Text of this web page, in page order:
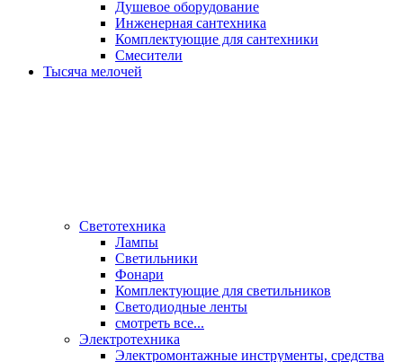
Душевое оборудование
Инженерная сантехника
Комплектующие для сантехники
Смесители
Тысяча мелочей
Светотехника
Лампы
Светильники
Фонари
Комплектующие для светильников
Светодиодные ленты
смотреть все...
Электротехника
Электромонтажные инструменты, средства